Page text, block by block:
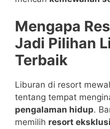
Mengapa
Jadi Pilihan
Terbaik
Liburan di resort
tentang tempat
pengalaman hidup.
memilih resort